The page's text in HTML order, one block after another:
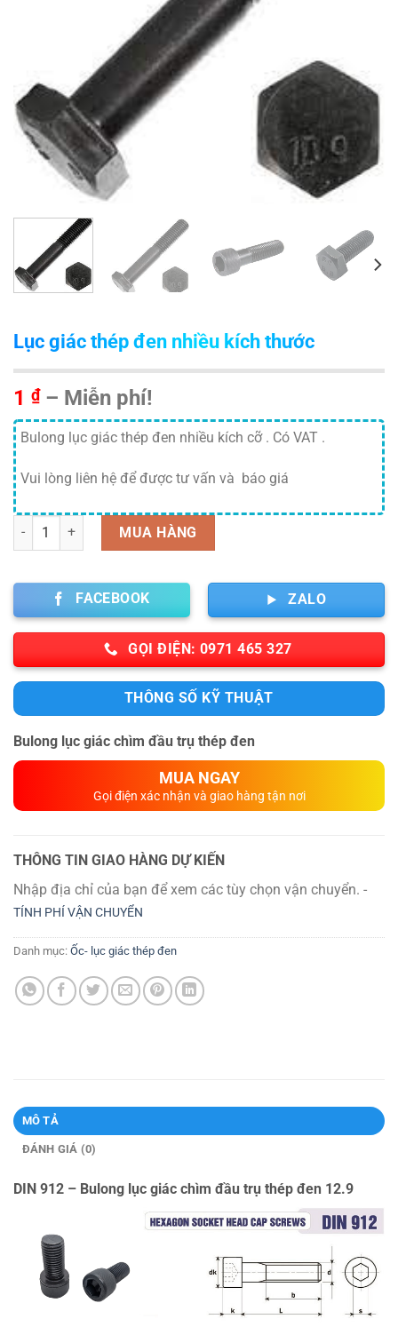
Lục giác thép đen nhiều kích thước
1 ₫ – Miễn phí!
giá:
từ
đến
phí!
Bulong lục giác thép đen nhiều kích cỡ . Có VAT .
Vui lòng liên hệ để được tư vấn và báo giá
Số lượng MUA HÀNG
FACEBOOK ZALO
GỌI ĐIỆN: 0971 465 327
THÔNG SỐ KỸ THUẬT
Bulong lục giác chìm đầu trụ thép đen
MUA NGAY
Gọi điện xác nhận và giao hàng tận nơi
THÔNG TIN GIAO HÀNG DỰ KIẾN
Nhập địa chỉ của bạn để xem các tùy chọn vận chuyển. -
TÍNH PHÍ VẬN CHUYỂN
Danh mục: Ốc- lục giác thép đen
MÔ TẢ
ĐÁNH GIÁ (0)
DIN 912 – Bulong lục giác chìm đầu trụ thép đen 12.9